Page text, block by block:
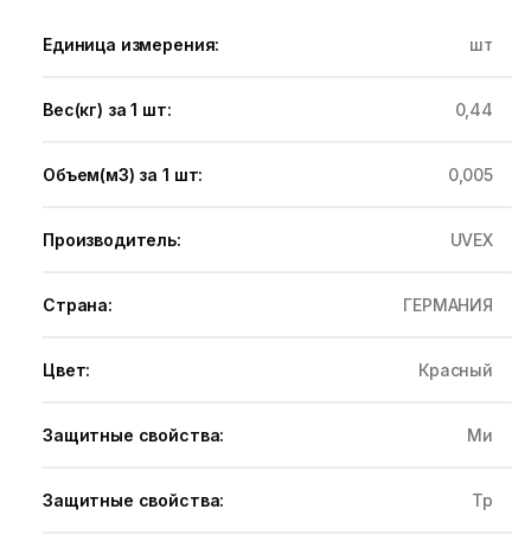
Единица измерения: шт
Вес(кг) за 1 шт: 0,44
Объем(м3) за 1 шт: 0,005
Производитель: UVEX
Страна: ГЕРМАНИЯ
Цвет: Красный
Защитные свойства: Ми
Защитные свойства: Тр